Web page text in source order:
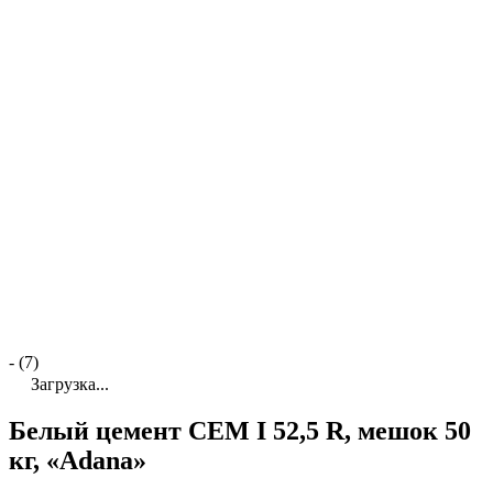
- (7)
Загрузка...
Белый цемент CEM I 52,5 R, мешок 50
кг, «Adana»